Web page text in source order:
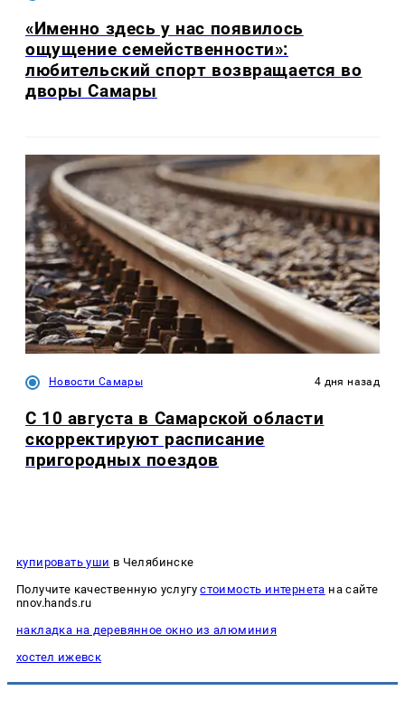
«Именно здесь у нас появилось
ощущение семейственности»:
любительский спорт возвращается во
дворы Самары
Новости Самары 4 дня назад
С 10 августа в Самарской области
скорректируют расписание
пригородных поездов
купировать уши в Челябинске
Получите качественную услугустоимость интернета на сайте
nnov.hands.ru
накладка на деревянное окно из алюминия
хостел ижевск